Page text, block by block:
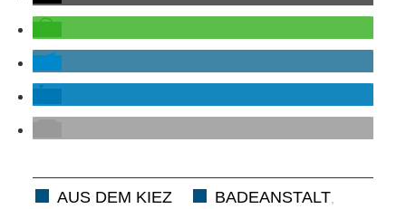
AUS DEM KIEZ BADEANSTALT,